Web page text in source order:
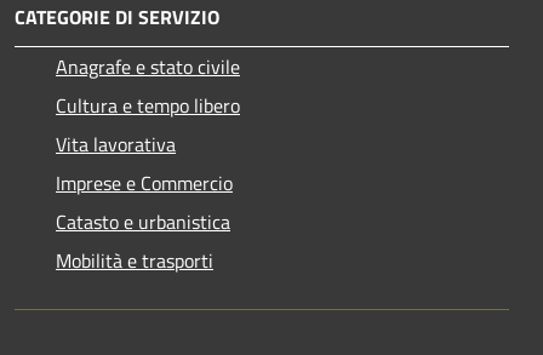
CATEGORIE DI SERVIZIO
Anagrafe e stato civile
Cultura e tempo libero
Vita lavorativa
Imprese e Commercio
Catasto e urbanistica
Mobilità e trasporti